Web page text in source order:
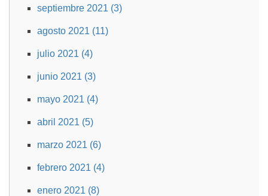
septiembre 2021 (3)
agosto 2021 (11)
julio 2021 (4)
junio 2021 (3)
mayo 2021 (4)
abril 2021 (5)
marzo 2021 (6)
febrero 2021 (4)
enero 2021 (8)